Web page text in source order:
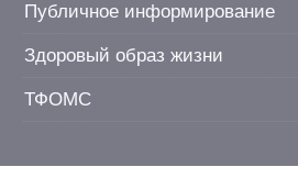
Публичное информирование
Здоровый образ жизни
ТФОМС